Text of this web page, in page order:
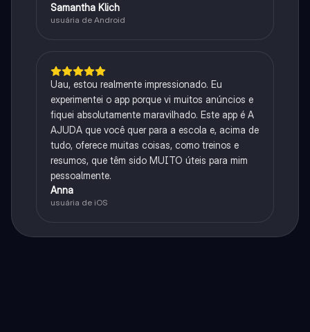
Samantha Klich
usuária de Android
Uau, estou realmente impressionado. Eu
experimentei o app porque vi muitos anúncios e
fiquei absolutamente maravilhado. Este app é A
AJUDA que você quer para a escola e, acima de
tudo, oferece muitas coisas, como treinos e
resumos, que têm sido MUITO úteis para mim
pessoalmente.
Anna
usuária de iOS